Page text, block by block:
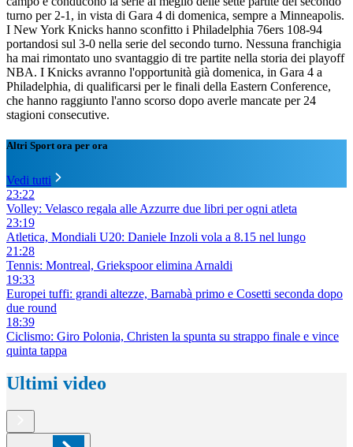
turno per 2-1, in vista di Gara 4 di domenica, sempre a Minneapolis.
I New York Knicks hanno sconfitto i Philadelphia 76ers 108-94
portandosi sul 3-0 nella serie del secondo turno. Nessuna franchigia
ha mai rimontato uno svantaggio di tre partite nella storia dei playoff
NBA. I Knicks avranno l'opportunità già domenica, in Gara 4 a
Philadelphia, di qualificarsi per le finali della Eastern Conference,
che hanno raggiunto l'anno scorso dopo averle mancate per 24
stagioni consecutive.
Altri Sport ora per ora
Vedi tutti
23:22
Volley: Velasco regala alle Azzurre due libri per ogni atleta
23:19
Atletica, Mondiali U20: Daniele Inzoli vola a 8.15 nel lungo
21:28
Tennis: Montreal, Griekspoor elimina Arnaldi
19:33
Europei tuffi: grandi altezze, Barnabà primo e Cosetti seconda dopo
due round
18:39
Ciclismo: Giro Polonia, Christen la spunta su strappo finale e vince
quinta tappa
Ultimi video